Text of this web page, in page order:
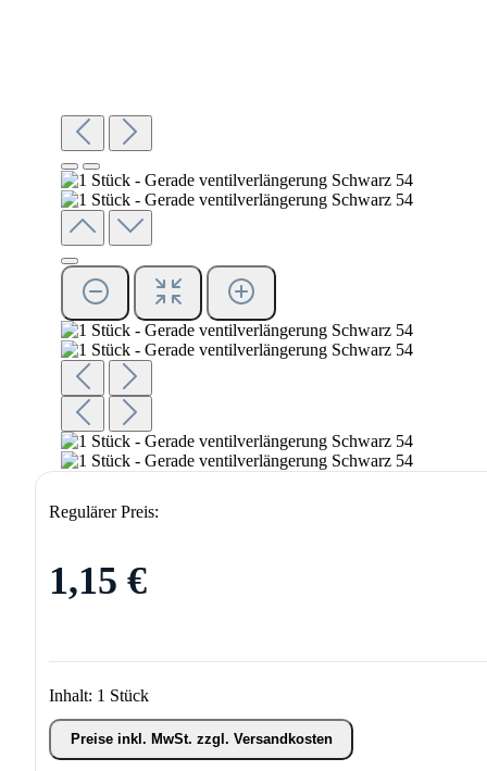
Regulärer Preis:
1,15 €
Inhalt: 1 Stück
Preise inkl. MwSt. zzgl. Versandkosten